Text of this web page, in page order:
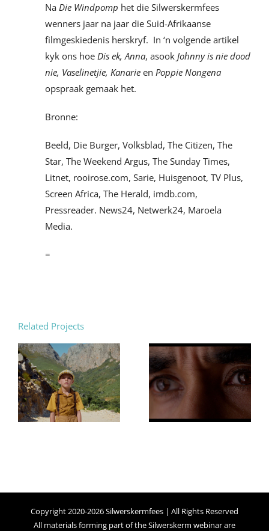
Na Die Windpomp het die Silwerskermfees
wenners jaar na jaar die Suid-Afrikaanse
filmgeskiedenis herskryf. In ‘n volgende artikel
kyk ons hoe Dis ek, Anna, asook Johnny is nie dood
nie, Vaselinetjie, Kanarie en Poppie Nongena
opspraak gemaak het.
Bronne:
Beeld, Die Burger, Volksblad, The Citizen, The
Star, The Weekend Argus, The Sunday Times,
Litnet, rooirose.com, Sarie, Huisgenoot, TV Plus,
Screen Africa, The Herald, imdb.com,
Pressreader. News24, Netwerk24, Maroela
Media.
=
Related Projects
Copyright 2020-2026 Silwerskermfees | All Rights Reserved
All materials forming part of the Silwerskerm webinar are